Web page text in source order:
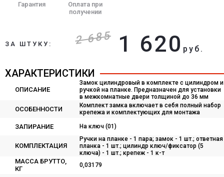
Гарантия
Оплата при
получении
ЗА ШТУКУ: 2 685 1 620 руб.
ХАРАКТЕРИСТИКИ
ОПИСАНИЕ
Замок цилиндровый в комплекте с цилиндром и
ручкой на планке. Предназначен для установки
в межкомнатные двери толщиной до 36 мм
ОСОБЕННОСТИ
Комплект замка включает в себя полный набор
крепежа и комплектующих для монтажа
ЗАПИРАНИЕ На ключ (01)
КОМПЛЕКТАЦИЯ
Ручки на планке - 1 пара; замок - 1 шт.; ответная
планка - 1 шт.; цилиндр ключ/фиксатор (5
ключа) - 1 шт.; крепеж - 1 к-т
МАССА БРУТТО,
КГ
0,03179